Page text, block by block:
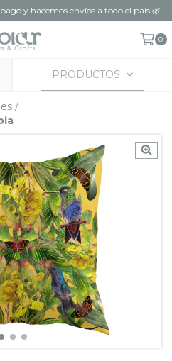
y hacemos envíos a todo el país 🌿
0
PRODUCTOS
/